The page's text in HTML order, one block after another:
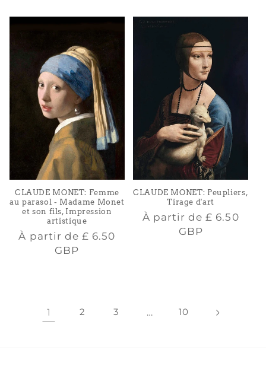
CLAUDE MONET: Femme
au parasol - Madame Monet
et son fils, Impression
artistique
Prix
habituel
À partir de£ 6.50
GBP
CLAUDE MONET: Peupliers,
Tirage d'art
Prix
habituel
À partir de£ 6.50
GBP
1 2 3 … 10